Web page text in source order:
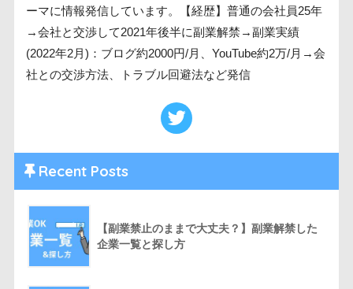
ーマに情報発信しています。【経歴】普通の会社員25年
→会社と交渉して2021年後半に副業解禁→副業実績
(2022年2月)：ブログ約2000円/月、YouTube約2万/月→会
社との交渉方法、トラブル回避法など発信
Recent Posts
【副業禁止のままで大丈夫？】副業解禁した
企業一覧と探し方